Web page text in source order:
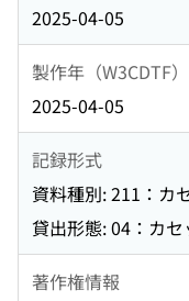
2025-04-05
製作年（W3CDTF）
2025-04-05
記録形式
資料種別: 211：カ
貸出形態: 04：カセ
著作権情報